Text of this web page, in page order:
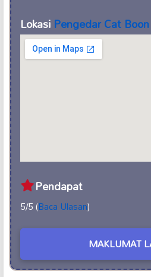
LokasiPengedar Cat
Pendapat
5/5 (Baca Ulasan)
MAKLUMAT